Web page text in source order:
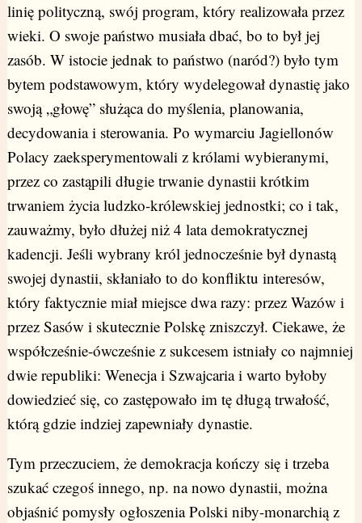
linię polityczną, swój program, który realizowała przez
wieki. O swoje państwo musiała dbać, bo to był jej
zasób. W istocie jednak to państwo (naród?) było tym
bytem podstawowym, który wydelegował dynastię jako
swoją „głowę” służąca do myślenia, planowania,
decydowania i sterowania. Po wymarciu Jagiellonów
Polacy zaeksperymentowali z królami wybieranymi,
przez co zastąpili długie trwanie dynastii krótkim
trwaniem życia ludzko-królewskiej jednostki; co i tak,
zauważmy, było dłużej niż 4 lata demokratycznej
kadencji. Jeśli wybrany król jednocześnie był dynastą
swojej dynastii, skłaniało to do konfliktu interesów,
który faktycznie miał miejsce dwa razy: przez Wazów i
przez Sasów i skutecznie Polskę zniszczył. Ciekawe, że
współcześnie-ówcześnie z sukcesem istniały co najmniej
dwie republiki: Wenecja i Szwajcaria i warto byłoby
dowiedzieć się, co zastępowało im tę długą trwałość,
którą gdzie indziej zapewniały dynastie.
Tym przeczuciem, że demokracja kończy się i trzeba
szukać czegoś innego, np. na nowo dynastii, można
objaśnić pomysły ogłoszenia Polski niby-monarchią z